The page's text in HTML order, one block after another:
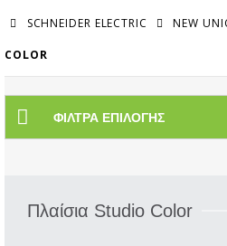
SCHNEIDER ELECTRIC NEW
COLOR
ΦΊΛΤΡΑ ΕΠΙΛΟΓΉΣ
Πλαίσια Studio Color